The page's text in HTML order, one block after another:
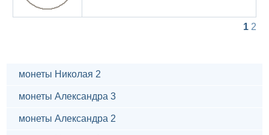
1 2
монеты Николая 2
монеты Александра 3
монеты Александра 2